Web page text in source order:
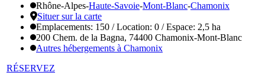
Rhône-Alpes-Haute-Savoie-Mont-Blanc-Chamonix
Situer sur la carte
Emplacements: 150 / Location: 0 / Espace: 2,5 ha
200 Chem. de la Bagna, 74400 Chamonix-Mont-Blanc
Autres hébergements à Chamonix
RÉSERVEZ